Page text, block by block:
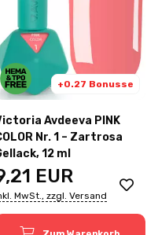
+0.27 Bonusse
Avdeeva PINK
Nr. 1 – Zartrosa
12 ml
EUR
MwSt., zzgl. Versand